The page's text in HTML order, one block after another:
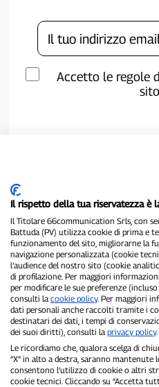
Accetto le regole
sito
P300.it è una Testata
Registrazione numero 1/2021
Proprietario ed editore:
Direttore Responsabile:
Privacy Policy-
"Se è successo
Il rispetto della tua riservatezza è
Il Titolare 66communication Srls, con
Battuda (PV) utilizza cookie di prima e
funzionamento del sito, migliorarne la
navigazione personalizzata (cookie
l’audience del nostro sito (cookie
di profilazione. Per maggiori
per modificare le sue preferenze
consulti la cookie policy. Per maggiori
dati personali anche raccolti tramite i
destinatari dei dati, i tempi di
dei suoi diritti), consulti la privacy policy.
Le ricordiamo che, qualora scelga di
“X” in alto a destra, saranno
consentono l’utilizzo di cookie o altri
cookie tecnici. Cliccando su “Accetta